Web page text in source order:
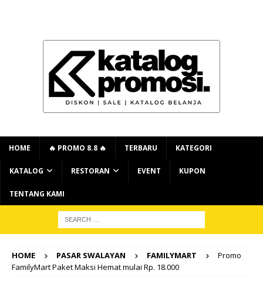
HOME 🔥 PROMO 8.8 🔥 TERBARU KATEGORI
KATALOG RESTORAN EVENT KUPON
TENTANG KAMI
HOME PASAR SWALAYAN FAMILYMART
Promo
FamilyMart Paket Maksi Hemat mulai Rp. 18.000